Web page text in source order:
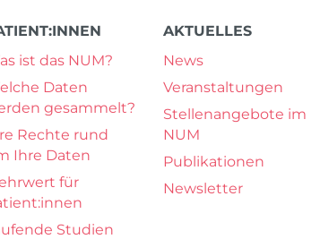
ist das NUM?
Daten
gesammelt?
Rechte rund
Ihre Daten
für
Studien
AKTUELLES
News
Veranstaltungen
Stellenangebote im
NUM
Publikationen
Newsletter